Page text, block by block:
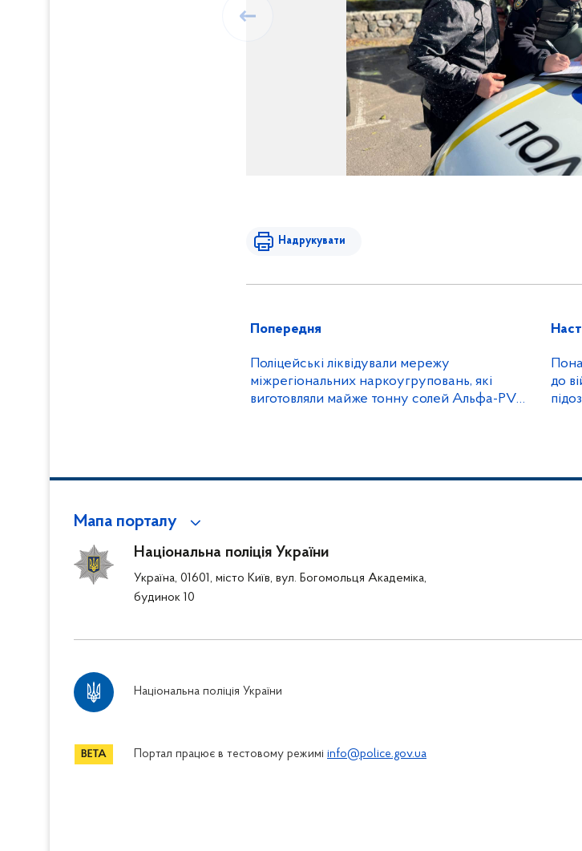
Надрукувати
Попередня
Поліцейські ліквідували мережу
міжрегіональних наркоугруповань, які
виготовляли майже тонну солей Альфа-PVP
до
Мапа порталу
Національна поліція України
Україна, 01601, місто Київ, вул. Богомольця Академіка,
будинок 10
Національна поліція України
Портал працює в тестовому режимі info@police.gov.ua